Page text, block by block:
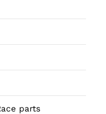
parts